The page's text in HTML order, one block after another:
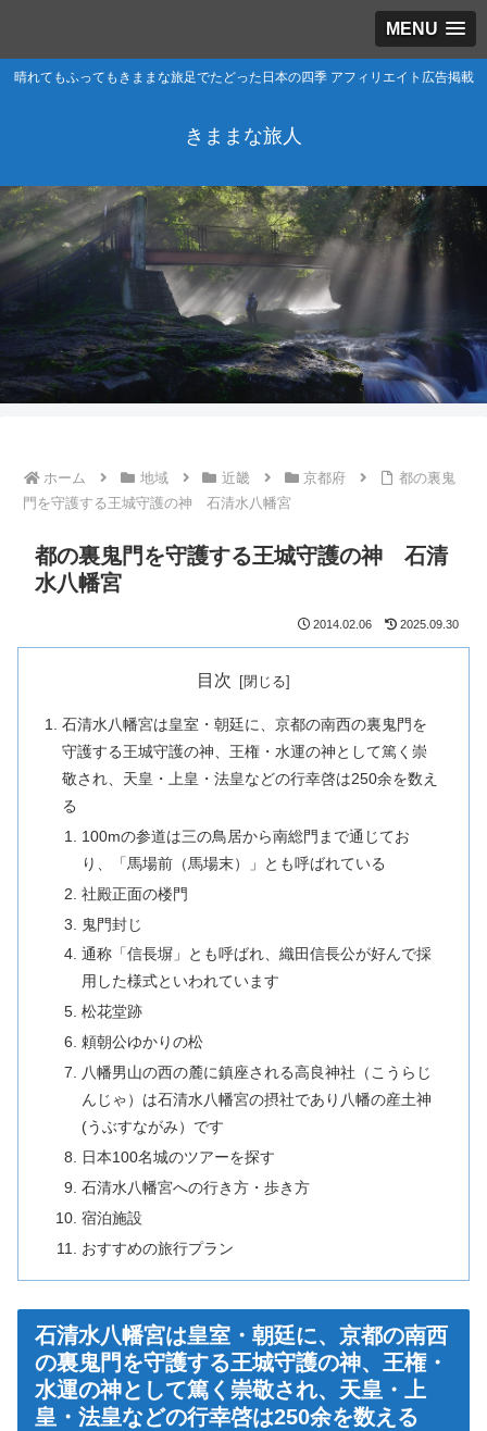
MENU
晴れてもふってもきままな旅足でたどった日本の四季 アフィリエイト広告掲載
きままな旅人
ホーム 地域 近畿 京都府
都の裏鬼
門を守護する王城守護の神 石清水八幡宮
都の裏鬼門を守護する王城守護の神 石清
水八幡宮
2014.02.06 2025.09.30
目次
石清水八幡宮は皇室・朝廷に、京都の南西の裏鬼門を
守護する王城守護の神、王権・水運の神として篤く崇
敬され、天皇・上皇・法皇などの行幸啓は250余を数え
る
100mの参道は三の鳥居から南総門まで通じてお
り、「馬場前（馬場末）」とも呼ばれている
社殿正面の楼門
鬼門封じ
通称「信長塀」とも呼ばれ、織田信長公が好んで採
用した様式といわれています
松花堂跡
頼朝公ゆかりの松
八幡男山の西の麓に鎮座される高良神社（こうらじ
んじゃ）は石清水八幡宮の摂社であり八幡の産土神
(うぶすながみ）です
日本100名城のツアーを探す
石清水八幡宮への行き方・歩き方
宿泊施設
おすすめの旅行プラン
石清水八幡宮は皇室・朝廷に、京都の南西
の裏鬼門を守護する王城守護の神、王権・
水運の神として篤く崇敬され、天皇・上
皇・法皇などの行幸啓は250余を数える